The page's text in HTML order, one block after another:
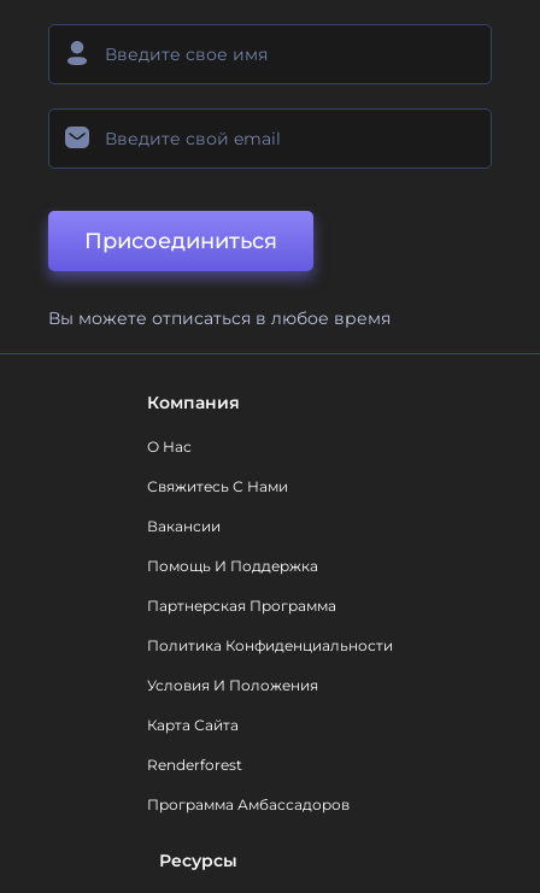
Присоединиться
Вы можете отписаться в любое время
Компания
О Нас
Свяжитесь С Нами
Вакансии
Помощь И Поддержка
Партнерская Программа
Политика Конфиденциальности
Условия И Положения
Карта Сайта
Renderforest
Программа Амбассадоров
Ресурсы